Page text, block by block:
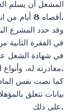
المشغل أن يسلم
أقصاه 8 أيام من انتهاء العقد.
وقد حدد المشرع
في شهادة الشغل على
مغادرته له، وأنواع الأشغال المنزلية التي شغلها.
كما نصت نفس
بيانات تتعلق
على ذلك.